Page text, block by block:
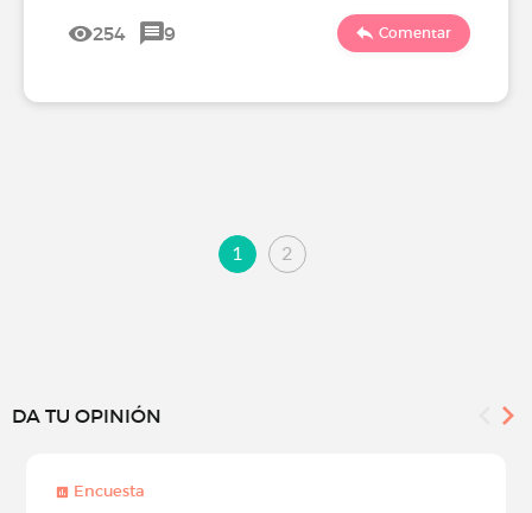
254 9 Comentar
1 2
DA TU OPINIÓN
Encuesta